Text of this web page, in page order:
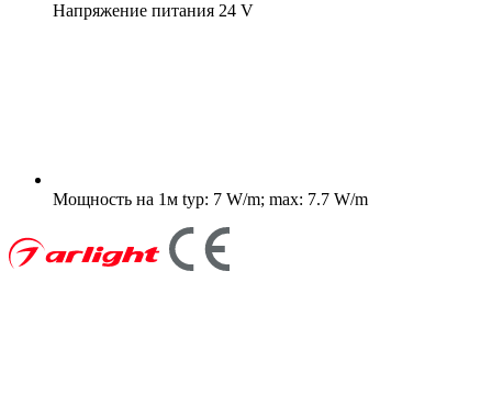
Напряжение питания 24 V
Мощность на 1м typ: 7 W/m; max: 7.7 W/m